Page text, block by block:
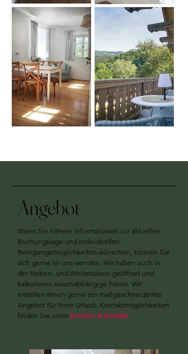
Angebot
Wenn Sie nähere Informationen zur aktuellen
Buchungslage und individuellen
Belegungsmöglichkeiten wünschen, können Sie
sich gerne an uns wenden. Wir haben auch in
der Neben- und Wintersaison geöffnet und
kalkulieren saisonabhängige Preise. Wir
erstellen Ihnen gerne ein maßgeschneidertes
Angebot für Ihren Urlaub. Kontaktmöglichkeiten
finden Sie unter Buchen & Kontakt.